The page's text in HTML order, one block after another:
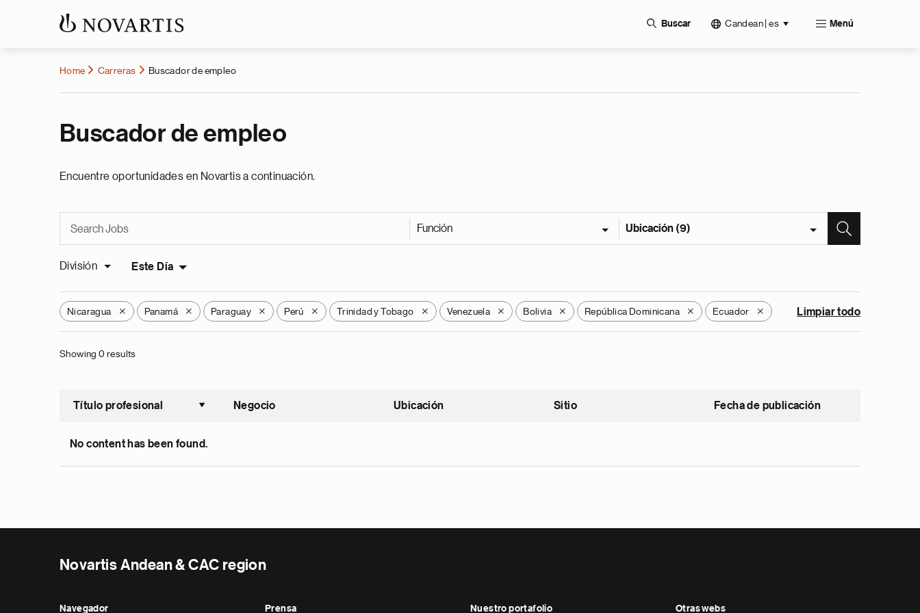
Buscar Candean | es Menú
Home Carreras Buscador de empleo
Buscador de empleo
Encuentre oportunidades en Novartis a continuación.
Función Ubicación (9)
División Este Día
Nicaragua X Panamá X Paraguay X Perú X Trinidad y Tobago X Venezuela X Bolivia X República Dominicana X Ecuador X Limpiar todo
Showing 0 results
Título profesional
Ordenar ascendente
Negocio Ubicación Sitio Fecha de publicación
No content has been found.
Novartis Andean & CAC region
Navegador Prensa Nuestro portafolio Otras webs